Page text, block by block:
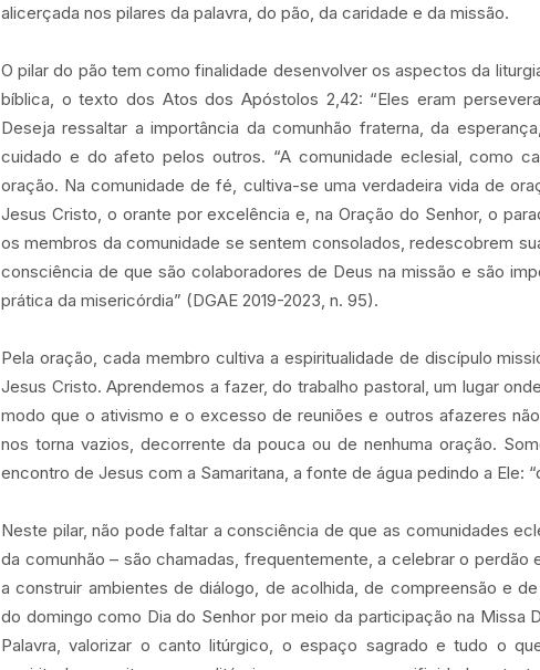
alicerçada nos pilares da palavra, do pão, da caridade e da missão.
O pilar do pão tem como finalidade desenvolver os aspectos da
bíblica, o texto dos Atos dos Apóstolos 2,42: “Eles eram
Deseja ressaltar a importância da comunhão fraterna, da
cuidado e do afeto pelos outros. “A comunidade eclesial, como
oração. Na comunidade de fé, cultiva-se uma verdadeira vida de
Jesus Cristo, o orante por excelência e, na Oração do Senhor, o
os membros da comunidade se sentem consolados, redescobrem
consciência de que são colaboradores de Deus na missão e são
prática da misericórdia” (DGAE 2019-2023, n. 95).
Pela oração, cada membro cultiva a espiritualidade de discípulo
Jesus Cristo. Aprendemos a fazer, do trabalho pastoral, um lugar
modo que o ativismo e o excesso de reuniões e outros afazeres
nos torna vazios, decorrente da pouca ou de nenhuma oração.
encontro de Jesus com a Samaritana, a fonte de água pedindo a Ele:
Neste pilar, não pode faltar a consciência de que as comunidades
da comunhão – são chamadas, frequentemente, a celebrar o perdão
a construir ambientes de diálogo, de acolhida, de compreensão e
do domingo como Dia do Senhor por meio da participação na Missa
Palavra, valorizar o canto litúrgico, o espaço sagrado e tudo o